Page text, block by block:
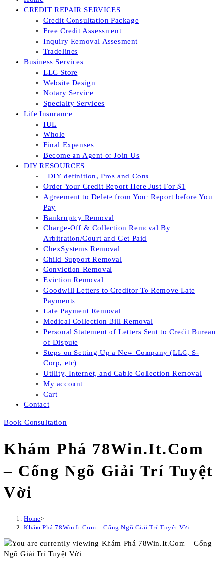
CREDIT REPAIR SERVICES
Credit Consultation Package
Free Credit Assessment
Inquiry Removal Assesment
Tradelines
Business Services
LLC Store
Website Design
Notary Service
Specialty Services
Life Insurance
IUL
Whole
Final Expenses
Become an Agent or Join Us
DIY RESOURCES
_DIY definition, Pros and Cons
Order Your Credit Report Here Just For $1
Agreement to Delete from Your Report before You
Pay
Bankruptcy Removal
Charge-Off & Collection Removal By
Arbitration/Court and Get Paid
ChexSystems Removal
Child Support Removal
Conviction Removal
Eviction Removal
Goodwill Letters to Creditor To Remove Late
Payments
Late Payment Removal
Medical Collection Bill Removal
Personal Statement of Letters Sent to Credit Bureau
of Dispute
Steps on Setting Up a New Company (LLC, S-
Corp, etc)
Utility, Internet, and Cable Collection Removal
My account
Cart
Contact
Book Consultation
Khám Phá 78Win.It.Com
– Cổng Ngõ Giải Trí Tuyệt
Vời
Home>
Khám Phá 78Win.It.Com – Cổng Ngõ Giải Trí Tuyệt Vời